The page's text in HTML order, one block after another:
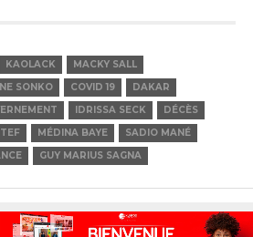
KAOLACK
MACKY SALL
SONKO COVID 19
DAKAR
IDRISSA SECK
DÉCÈS
MÉDINA BAYE
SADIO MANÉ
GUY MARIUS SAGNA